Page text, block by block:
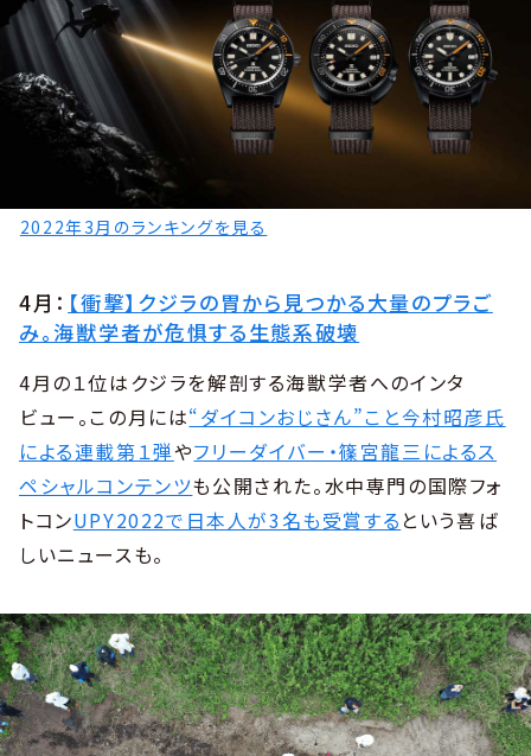
2022年3月のランキングを見る
4月： 【衝撃】クジラの胃から見つかる大量のプラご
み。海獣学者が危惧する生態系破壊
4月の１位はクジラを解剖する海獣学者へのインタ
ビュー。この月には“ダイコンおじさん”こと今村昭彦氏
による連載第１弾やフリーダイバー・篠宮龍三によるス
ペシャルコンテンツも公開された。水中専門の国際フォ
トコンUPY2022で日本人が3名も受賞する という喜ば
しいニュースも。